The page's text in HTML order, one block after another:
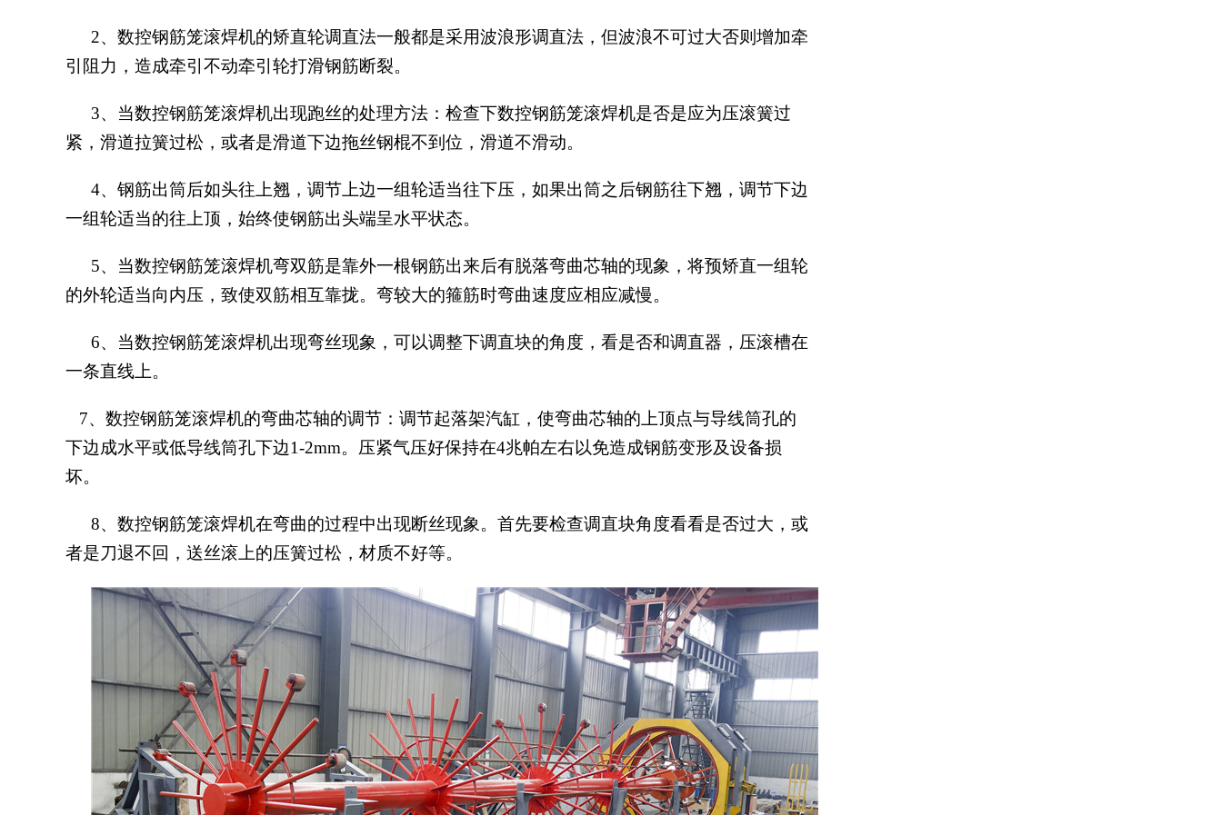
2、数控钢筋笼滚焊机的矫直轮调直法一般都是采用波浪形调直法，但波浪不可过大否则增加牵
引阻力，造成牵引不动牵引轮打滑钢筋断裂。
3、当数控钢筋笼滚焊机出现跑丝的处理方法：检查下数控钢筋笼滚焊机是否是应为压滚簧过
紧，滑道拉簧过松，或者是滑道下边拖丝钢棍不到位，滑道不滑动。
4、钢筋出筒后如头往上翘，调节上边一组轮适当往下压，如果出筒之后钢筋往下翘，调节下边
一组轮适当的往上顶，始终使钢筋出头端呈水平状态。
5、当数控钢筋笼滚焊机弯双筋是靠外一根钢筋出来后有脱落弯曲芯轴的现象，将预矫直一组轮
的外轮适当向内压，致使双筋相互靠拢。弯较大的箍筋时弯曲速度应相应减慢。
6、当数控钢筋笼滚焊机出现弯丝现象，可以调整下调直块的角度，看是否和调直器，压滚槽在
一条直线上。
7、数控钢筋笼滚焊机的弯曲芯轴的调节：调节起落架汽缸，使弯曲芯轴的上顶点与导线筒孔的
下边成水平或低导线筒孔下边1-2mm。压紧气压好保持在4兆帕左右以免造成钢筋变形及设备损
坏。
8、 数控钢筋笼滚焊机在弯曲的过程中出现断丝现象。首先要检查调直块角度看看是否过大，或
者是刀退不回，送丝滚上的压簧过松，材质不好等。